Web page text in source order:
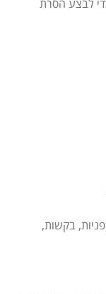
לבצע הסרת
בקשות,